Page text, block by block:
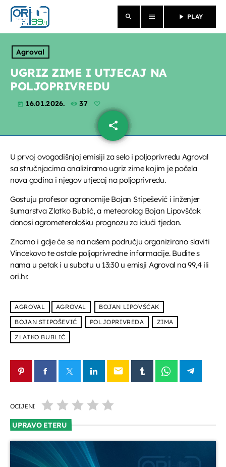
search menu play_arrow PLAY
close
O NAMA
PROGRAM
PROPUSTILI STE
EMISIJE
UPRAVO ETERU
Informativni
Jutarnja kronika
DANAS NA PROGRAMU
Servisne informacije
07:30 - 07:35
Agroval
UGRIZ ZIME I UTJECAJ NA
POLJOPRIVREDU
today 16.01.2026. 37
share
email
U prvoj ovogodišnjoj emisiji za selo i poljoprivredu Agroval
sa stručnjacima analiziramo ugriz zime kojim je počela
nova godina i njegov utjecaj na poljoprivredu.
Gostuju profesor agronomije Bojan Stipešević i inženjer
šumarstva Zlatko Bublić, a meteorolog Bojan Lipovšćak
donosi agrometerološku prognozu za idući tjedan.
Znamo i gdje će se na našem području organizirano slaviti
Vincekovo te ostale poljoprivredne informacije. Budite s
nama u petak i u subotu u 13:30 u emisji Agroval na 99,4 ili
ori.hr.
AGROVAL AGROVAL
BOJAN LIPOVŠĆAK
BOJAN STIPOŠEVIĆ
POLJOPRIVREDA
ZIMA
ZLATKO BUBLIĆ
email
OCIJENI
UPRAVO ETERU